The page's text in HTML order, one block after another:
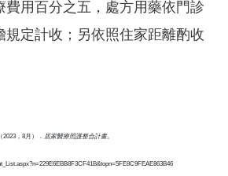
費用百分之五，處方用藥依門診
規定計收；另依照住家距離酌收
，8月）． 居家醫療照護整合計畫。